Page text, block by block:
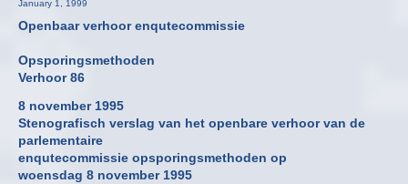
January 1, 1999
Openbaar verhoor enqutecommissie
Opsporingsmethoden
Verhoor 86
8 november 1995
Stenografisch verslag van het openbare verhoor van de
parlementaire
enqutecommissie opsporingsmethoden op
woensdag 8 november 1995